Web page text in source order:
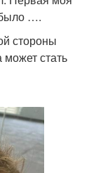
….
стороны
может стать